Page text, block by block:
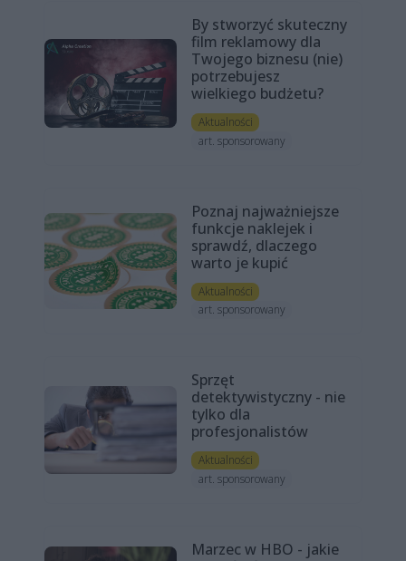
By stworzyć skuteczny
film reklamowy dla
Twojego biznesu (nie)
potrzebujesz
wielkiego budżetu?
Aktualności
art. sponsorowany
Poznaj najważniejsze
funkcje naklejek i
sprawdź, dlaczego
warto je kupić
Aktualności
art. sponsorowany
Sprzęt
detektywistyczny - nie
tylko dla
profesjonalistów
Aktualności
art. sponsorowany
Marzec w HBO - jakie